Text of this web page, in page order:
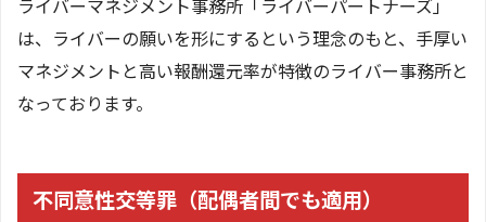
ライバーマネジメント事務所「ライバーパートナーズ」
は、ライバーの願いを形にするという理念のもと、手厚い
マネジメントと高い報酬還元率が特徴のライバー事務所と
なっております。
不同意性交等罪（配偶者間でも適用）